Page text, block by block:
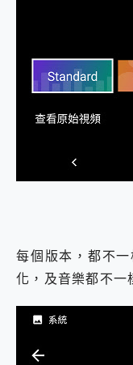
每個版本，都不
化，及音樂都不一